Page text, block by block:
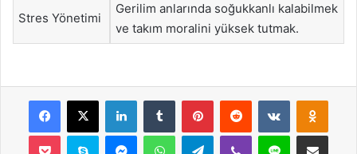
Stres Yönetimi
Gerilim anlarında soğukkanlı kalabilmek
ve takım moralini yüksek tutmak.
Facebook
X LinkedInTumblr PinterestReddit VKontakte
Pocket Skype MessengerWhatsAppTelegramViber Line E-Posta ile